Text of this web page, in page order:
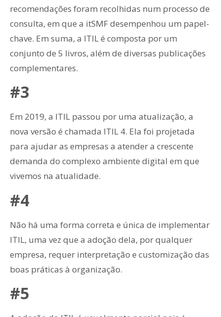
recomendações foram recolhidas num processo de
consulta, em que a itSMF desempenhou um papel-
chave. Em suma, a ITIL é composta por um
conjunto de 5 livros, além de diversas publicações
complementares.
#3
Em 2019, a ITIL passou por uma atualização, a
nova versão é chamada ITIL 4. Ela foi projetada
para ajudar as empresas a atender a crescente
demanda do complexo ambiente digital em que
vivemos na atualidade.
#4
Não há uma forma correta e única de implementar
ITIL, uma vez que a adoção dela, por qualquer
empresa, requer interpretação e customização das
boas práticas à organização.
#5